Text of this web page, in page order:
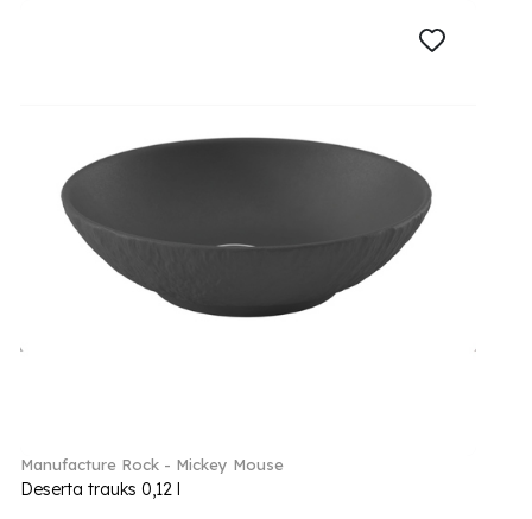
Manufacture Rock - Mickey Mouse
Deserta trauks 0,12 l